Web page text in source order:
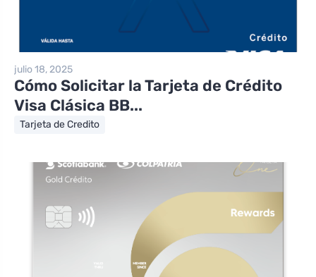
julio 18, 2025
Cómo Solicitar la Tarjeta de Crédito
Visa Clásica BB...
Tarjeta de Credito